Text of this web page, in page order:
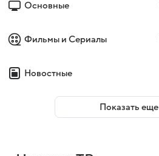
Основные
Фильмы и Сериалы
Новостные
Показать еще